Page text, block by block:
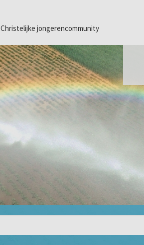
Christelijke jongerencommunity